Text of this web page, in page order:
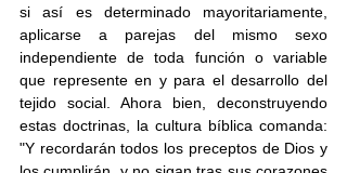
si así es determinado mayoritariamente,
aplicarse a parejas del mismo sexo
independiente de toda función o variable
que represente en y para el desarrollo del
tejido social. Ahora bien, deconstruyendo
estas doctrinas, la cultura bíblica comanda:
"Y recordarán todos los preceptos de Dios y